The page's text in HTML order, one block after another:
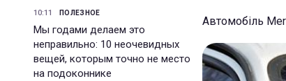
10:11 ПОЛЕЗНОЕ
Мы годами делаем это
неправильно: 10 неочевидных
вещей, которым точно не место
на подоконнике
Автомобіль